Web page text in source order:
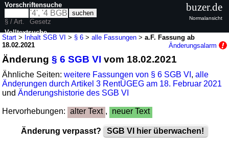
Start > Inhalt SGB VI > § 6 >alle Fassungen >a.F. Fassung ab
18.02.2021
Änderungsalarm
Änderung§ 6 SGB VI vom 18.02.2021
Ähnliche Seiten:weitere Fassungen von § 6 SGB VI ,alle
Änderungen durch Artikel 3 RentÜGEG am 18. Februar 2021
undÄnderungshistorie des SGB VI
Hervorhebungen: alter Text , neuer Text
Änderung verpasst? SGB VI hier überwachen!
Vorschriftensuche
§ / Art.
Gesetz
Volltextsuche
buzer.de
Normalansicht